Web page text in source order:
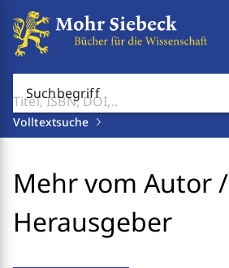
Suchbegriff
Volltextsuche
Mehr vom Autor /
Herausgeber